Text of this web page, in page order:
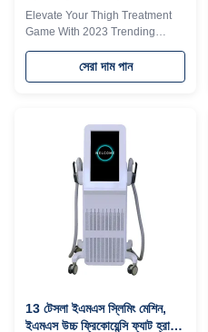
স্ক্রিন
Elevate Your Thigh Treatment
Game With 2023 Trending
Teslabodysculpt EMS Emlim
Bodyems Would you want to get
quick reply within 24 hours
+8615095095081 The
professional machine is use for
beauty salon, spa, clinic ect. We
can offer OEM/ODM for our
distributors. Function Function *
BUILD MUSCLE The muscle
contracts 30000 times withhigh
frequency and intensity, so asto
train and increase
muscledensity and volume *
সেরা দাম পান
13 টেসলা ইএমএস স্লিমিং মেশিন,
ইএমএস উচ্চ ফ্রিকোয়েন্সি ফ্যাট হ্রাস